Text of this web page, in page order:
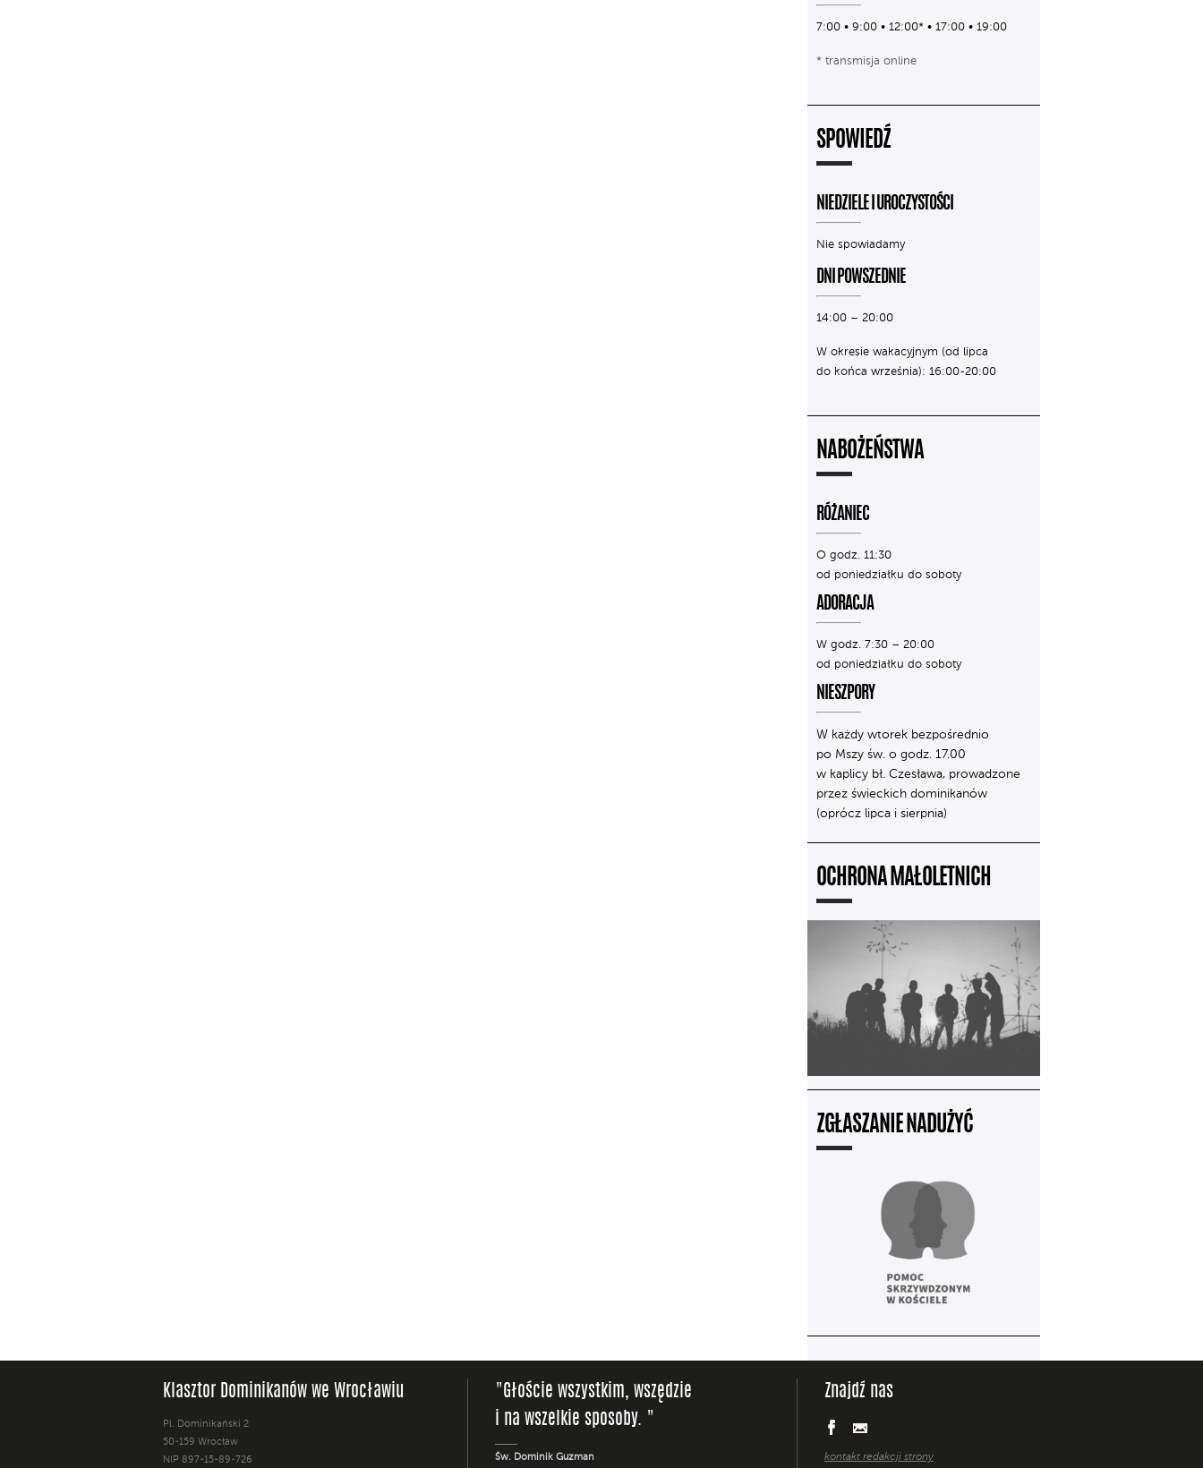
7:00 • 9:00 • 12:00* • 17:00 • 19:00
* transmisja online
SPOWIEDŹ
NIEDZIELE I UROCZYSTOŚCI
Nie spowiadamy
DNI POWSZEDNIE
14:00 – 20:00
W okresie wakacyjnym (od lipca
do końca września): 16:00-20:00
NABOŻEŃSTWA
RÓŻANIEC
O godz. 11:30
od poniedziałku do soboty
ADORACJA
W godz. 7:30 – 20:00
od poniedziałku do soboty
NIESZPORY
W każdy wtorek bezpośrednio
po Mszy św. o godz. 17.00
w kaplicy bł. Czesława, prowadzone
przez świeckich dominikanów
(oprócz lipca i sierpnia)
OCHRONA MAŁOLETNICH
ZGŁASZANIE NADUŻYĆ
Klasztor Dominikanów we Wrocławiu
Pl. Dominikański 2
50-159 Wrocław
NIP 897-15-89-726
"Głoście wszystkim, wszędzie
i na wszelkie sposoby. "
Św. Dominik Guzman
Znajdź nas
kontakt redakcji strony